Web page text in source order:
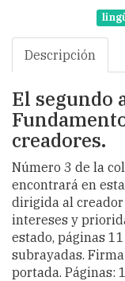
Descripción
El segundo
creadores.
Número 3 de la
encontrará en
dirigida al
intereses y
estado, páginas
subrayadas.
portada. Páginas: